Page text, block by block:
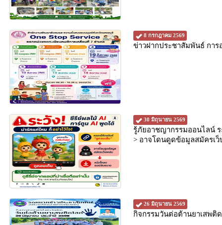
8 กรกฎาคม 2569
ข่าวฝากประชาสัมพันธ์ กา
30 มิถุนายน 2569
รู้ภัยอาชญากรรมออนไลน์
> อาจโดนดูดข้อมูลสมัครเ
26 มิถุนายน 2569
กิจกรรมวันต่อต้านยาเสพติ